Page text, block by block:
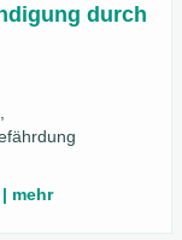
durch
| mehr